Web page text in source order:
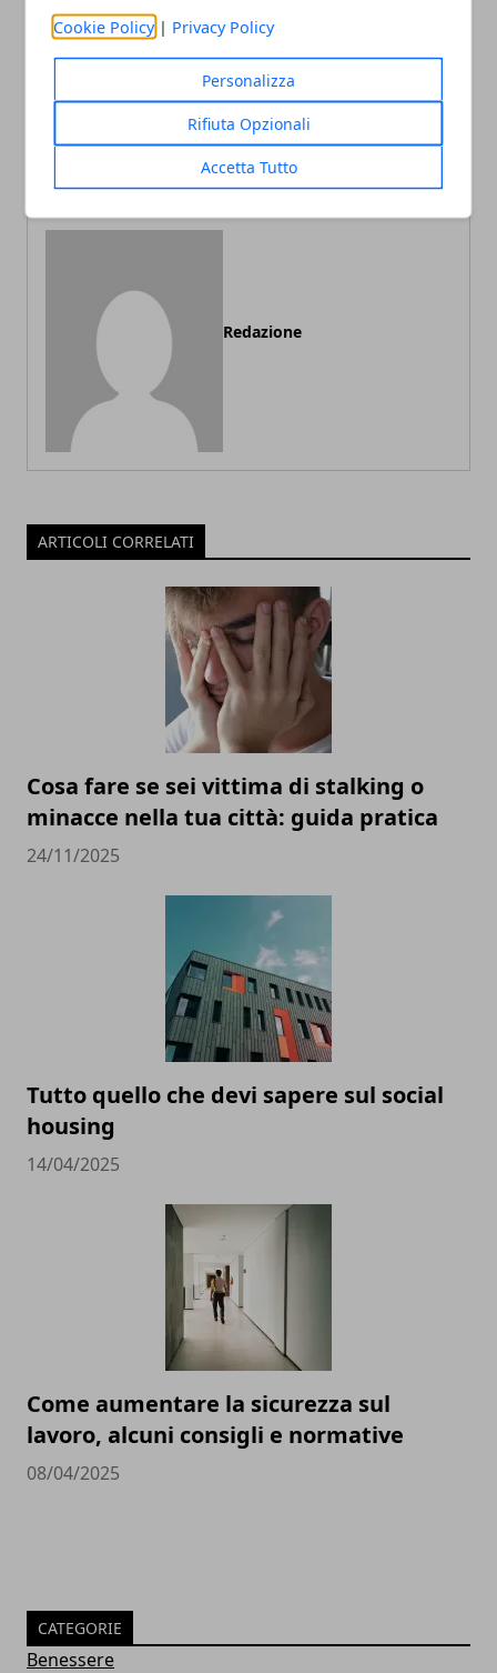
Cookie Policy | Privacy Policy
Personalizza
Rifiuta Opzionali
Accetta Tutto
Articolo Precedente
Come ottenere un fondo
perduto per avviare la tua
attività: scopri i migliori
incentivi 2024
Articolo Successivo
sicurezza di Power
Security: persiane e grate
Redazione
ARTICOLI CORRELATI
Cosa fare se sei vittima di stalking o
minacce nella tua città: guida pratica
24/11/2025
Tutto quello che devi sapere sul social
housing
14/04/2025
Come aumentare la sicurezza sul
lavoro, alcuni consigli e normative
08/04/2025
CATEGORIE
Benessere